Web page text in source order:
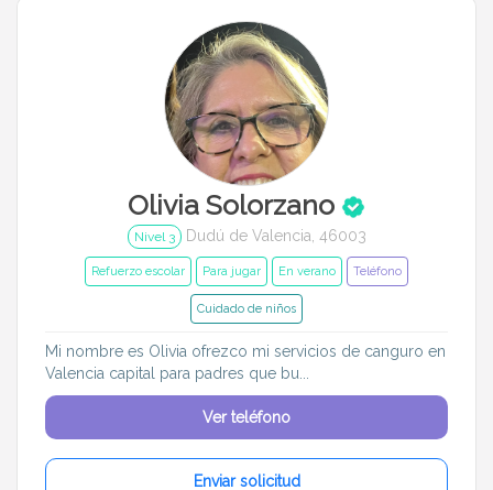
Olivia Solorzano
Nivel 3 Dudú de Valencia, 46003
Refuerzo escolar Para jugar En verano Teléfono
Cuidado de niños
Mi nombre es Olivia ofrezco mi servicios de canguro en
Valencia capital para padres que bu...
Ver teléfono
Enviar solicitud